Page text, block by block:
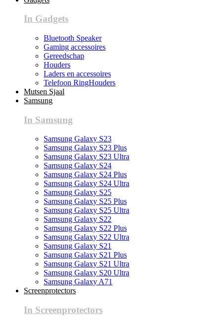
In Gadgets
Bluetooth Speaker
Gaming accessoires
Gereedschap
Houders
Laders en accessoires
Telefoon RingHouders
Mutsen Sjaal
Samsung
In Samsung
Samsung Galaxy S23
Samsung Galaxy S23 Plus
Samsung Galaxy S23 Ultra
Samsung Galaxy S24
Samsung Galaxy S24 Plus
Samsung Galaxy S24 Ultra
Samsung Galaxy S25
Samsung Galaxy S25 Plus
Samsung Galaxy S25 Ultra
Samsung Galaxy S22
Samsung Galaxy S22 Plus
Samsung Galaxy S22 Ultra
Samsung Galaxy S21
Samsung Galaxy S21 Plus
Samsung Galaxy S21 Ultra
Samsung Galaxy S20 Ultra
Samsung Galaxy A71
Screenprotectors
In Screenprotectors